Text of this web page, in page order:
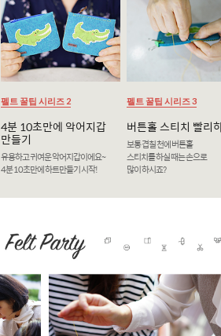
펠트 꿀팁 시리즈 2
4분 10초만에 악어지갑
만들기
유용하고 귀여운 악어지갑이에요~
4분 10초만에 하트만들기 시작!
펠트 꿀팁 시리즈 3
버튼홀 스티치 빨리
보통 겹칠 천에 버튼홀
스티치를 하실 때는 손으로
많이 하시죠?